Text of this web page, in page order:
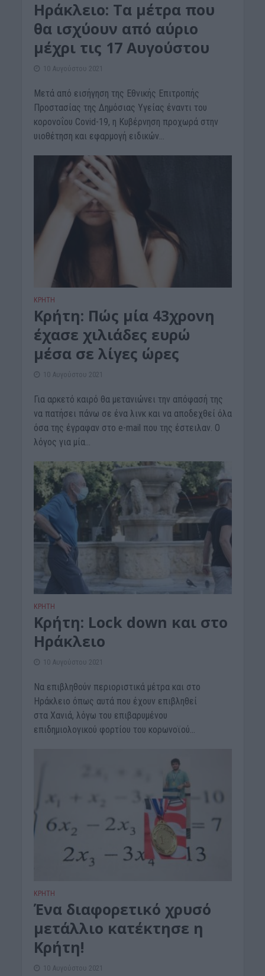
Ηράκλειο: Τα μέτρα που
θα ισχύουν από αύριο
μέχρι τις 17 Αυγούστου
10 Αυγούστου 2021
Μετά από εισήγηση της Εθνικής Επιτροπής
Προστασίας της Δημόσιας Υγείας έναντι του
κορονοΐου Covid-19, η Κυβέρνηση προχωρά στην
υιοθέτηση και εφαρμογή ειδικών...
ΚΡΗΤΗ
Κρήτη: Πώς μία 43χρονη
έχασε χιλιάδες ευρώ
μέσα σε λίγες ώρες
10 Αυγούστου 2021
Για αρκετό καιρό θα μετανιώνει την απόφασή της
να πατήσει πάνω σε ένα λινκ και να αποδεχθεί όλα
όσα της έγραφαν στο e-mail που της έστειλαν. Ο
λόγος για μία...
ΚΡΗΤΗ
Κρήτη: Lock down και στο
Ηράκλειο
10 Αυγούστου 2021
Να επιβληθούν περιοριστικά μέτρα και στο
Ηράκλειο όπως αυτά που έχουν επιβληθεί
στα Χανιά, λόγω του επιβαρυμένου
επιδημιολογικού φορτίου του κορωνοϊού...
ΚΡΗΤΗ
Ένα διαφορετικό χρυσό
μετάλλιο κατέκτησε η
Κρήτη!
10 Αυγούστου 2021